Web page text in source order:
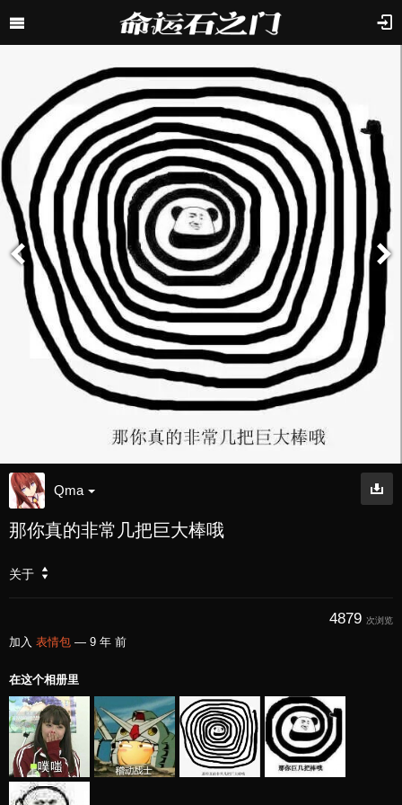
Qma
那你真的非常几把巨大棒哦
关于
4879 次浏览
加入 表情包 — 9 年 前
在这个相册里